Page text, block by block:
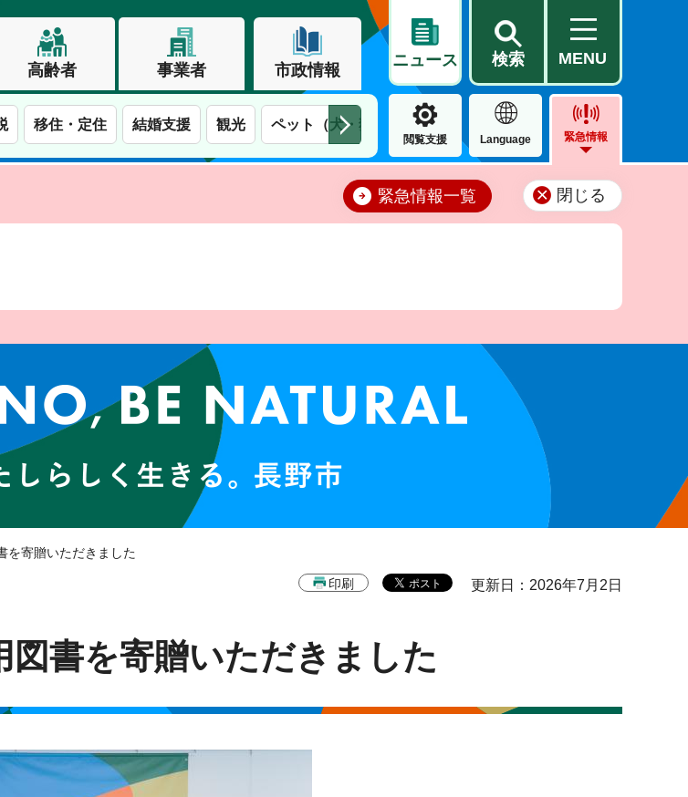
高齢者 事業者 市政情報
ニュース 検索 MENU
移住・定住 結婚支援 観光 ペット（犬・猫） 住民票・戸籍 公営住宅
閲覧支援 Language 緊急情報
緊急情報一覧 閉じる
わたしらしく生きる。長野市
を寄贈いただきました
印刷 更新日：2026年7月2日
書を寄贈いただきました